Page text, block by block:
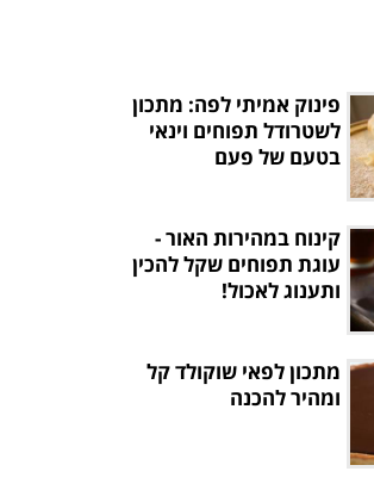
פינוק אמיתי לפה: מתכון
לשטרודל תפוחים וינאי
בטעם של פעם
קינוח במהירות האור -
עוגת תפוחים שקל להכין
ותענוג לאכול!
מתכון לפאי שוקולד קל
ומהיר להכנה